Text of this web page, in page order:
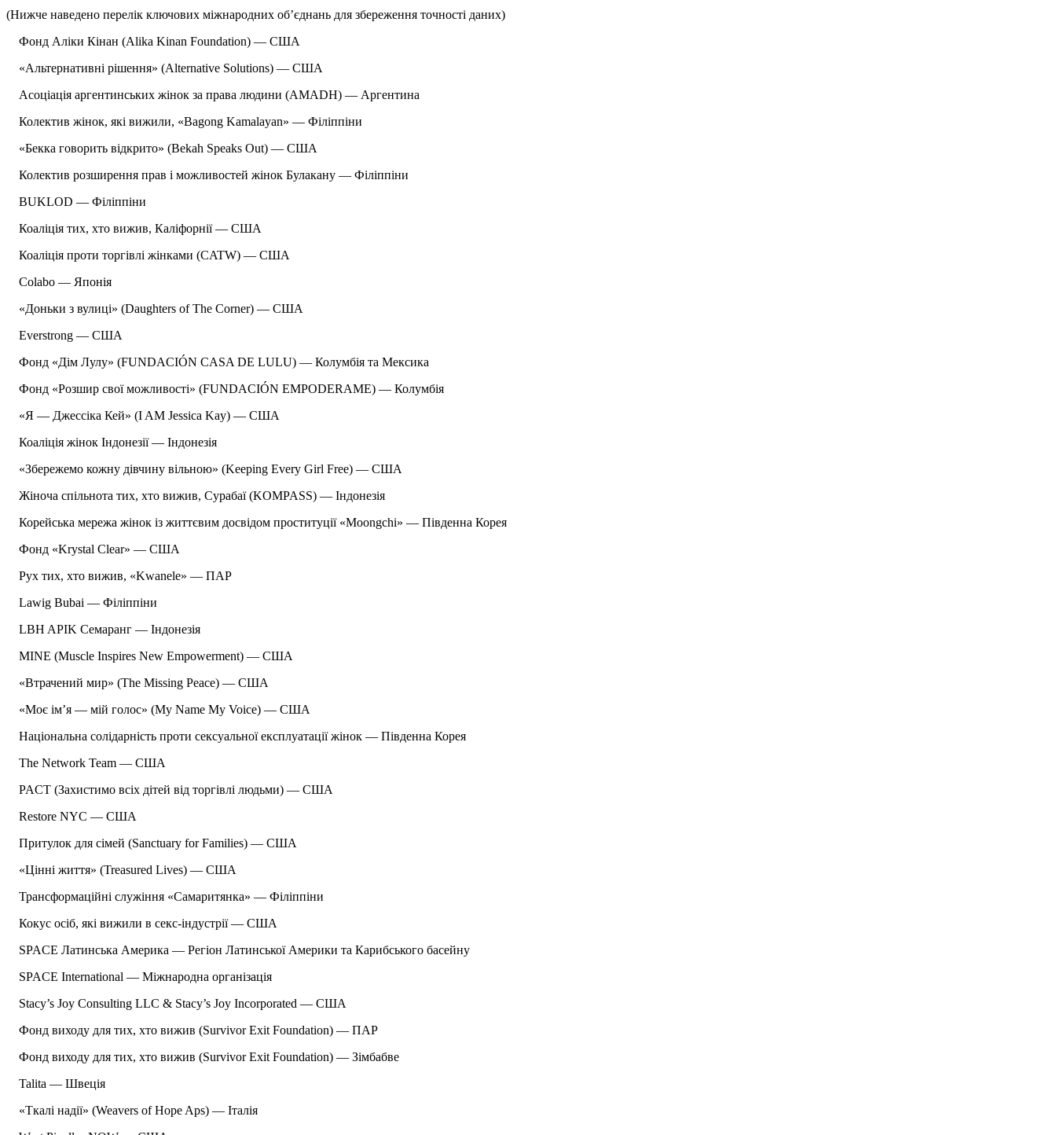
(Нижче наведено перелік ключових міжнародних об’єднань для збереження точності даних)
Фонд Аліки Кінан (Alika Kinan Foundation) — США
«Альтернативні рішення» (Alternative Solutions) — США
Асоціація аргентинських жінок за права людини (AMADH) — Аргентина
Колектив жінок, які вижили, «Bagong Kamalayan» — Філіппіни
«Бекка говорить відкрито» (Bekah Speaks Out) — США
Колектив розширення прав і можливостей жінок Булакану — Філіппіни
BUKLOD — Філіппіни
Коаліція тих, хто вижив, Каліфорнії — США
Коаліція проти торгівлі жінками (CATW) — США
Colabo — Японія
«Доньки з вулиці» (Daughters of The Corner) — США
Everstrong — США
Фонд «Дім Лулу» (FUNDACIÓN CASA DE LULU) — Колумбія та Мексика
Фонд «Розшир свої можливості» (FUNDACIÓN EMPODERAME) — Колумбія
«Я — Джессіка Кей» (I AM Jessica Kay) — США
Коаліція жінок Індонезії — Індонезія
«Збережемо кожну дівчину вільною» (Keeping Every Girl Free) — США
Жіноча спільнота тих, хто вижив, Сурабаї (KOMPASS) — Індонезія
Корейська мережа жінок із життєвим досвідом проституції «Moongchi» — Південна Корея
Фонд «Krystal Clear» — США
Рух тих, хто вижив, «Kwanele» — ПАР
Lawig Bubai — Філіппіни
LBH APIK Семаранг — Індонезія
MINE (Muscle Inspires New Empowerment) — США
«Втрачений мир» (The Missing Peace) — США
«Моє ім’я — мій голос» (My Name My Voice) — США
Національна солідарність проти сексуальної експлуатації жінок — Південна Корея
The Network Team — США
PACT (Захистимо всіх дітей від торгівлі людьми) — США
Restore NYC — США
Притулок для сімей (Sanctuary for Families) — США
«Цінні життя» (Treasured Lives) — США
Трансформаційні служіння «Самаритянка» — Філіппіни
Кокус осіб, які вижили в секс-індустрії — США
SPACE Латинська Америка — Регіон Латинської Америки та Карибського басейну
SPACE International — Міжнародна організація
Stacy’s Joy Consulting LLC & Stacy’s Joy Incorporated — США
Фонд виходу для тих, хто вижив (Survivor Exit Foundation) — ПАР
Фонд виходу для тих, хто вижив (Survivor Exit Foundation) — Зімбабве
Talita — Швеція
«Ткалі надії» (Weavers of Hope Aps) — Італія